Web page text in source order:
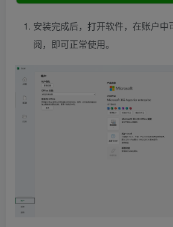
安装完成后，打开软件，在账户中
阅，即可正常使用。